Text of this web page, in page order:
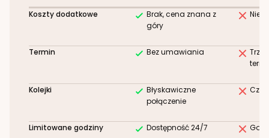
Koszty dodatkowe
Brak, cena znana z
góry
Termin Bez umawiania
Kolejki
Błyskawiczne
połączenie
Limitowane godziny Dostępność 24/7